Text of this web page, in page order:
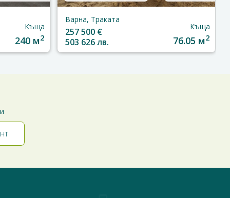
Къща
240 м2
Варна, Траката
257 500 €
503 626 лв.
Къща
76.05 м2